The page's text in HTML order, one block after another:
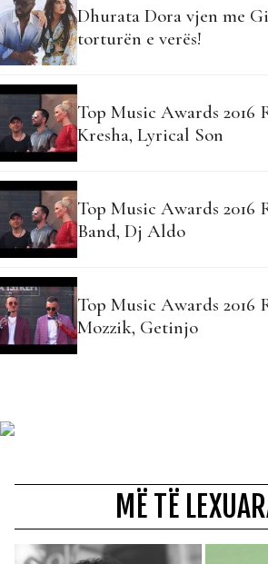
Dhurata Dora vjen me
torturën e verës!
Top Music Awards 2016
Kresha, Lyrical Son
Top Music Awards 2016
Band, Dj Aldo
Top Music Awards 2016
Mozzik, Getinjo
MË TË